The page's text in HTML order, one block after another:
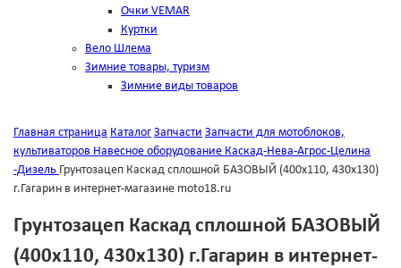
Очки VEMAR
Куртки
Вело Шлема
Зимние товары, туризм
Зимние виды товаров
Главная страница Каталог Запчасти Запчасти для мотоблоков,
культиваторов Навесное оборудование Каскад-Нева-Агрос-Целина
-Дизель Грунтозацеп Каскад сплошной БАЗОВЫЙ (400х110, 430х130)
г.Гагарин в интернет-магазине moto18.ru
Грунтозацеп Каскад сплошной БАЗОВЫЙ
(400х110, 430х130) г.Гагарин в интернет-